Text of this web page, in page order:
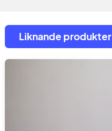
Liknande produkter